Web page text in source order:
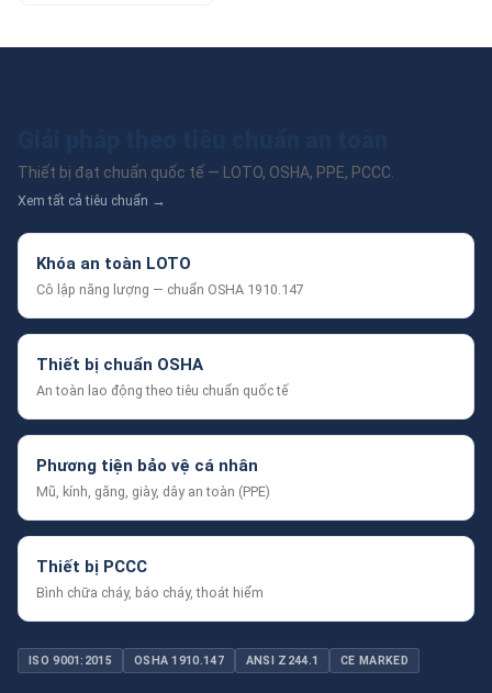
Thiết bị đạt chuẩn quốc tế — LOTO, OSHA, PPE, PCCC.
Xem tất cả tiêu chuẩn →
Khóa an toàn LOTO
Cô lập năng lượng — chuẩn OSHA 1910.147
Thiết bị chuẩn OSHA
An toàn lao động theo tiêu chuẩn quốc tế
Phương tiện bảo vệ cá nhân
Mũ, kính, găng, giày, dây an toàn (PPE)
Thiết bị PCCC
Bình chữa cháy, báo cháy, thoát hiểm
ISO 9001:2015 OSHA 1910.147 ANSI Z244.1 CE MARKED